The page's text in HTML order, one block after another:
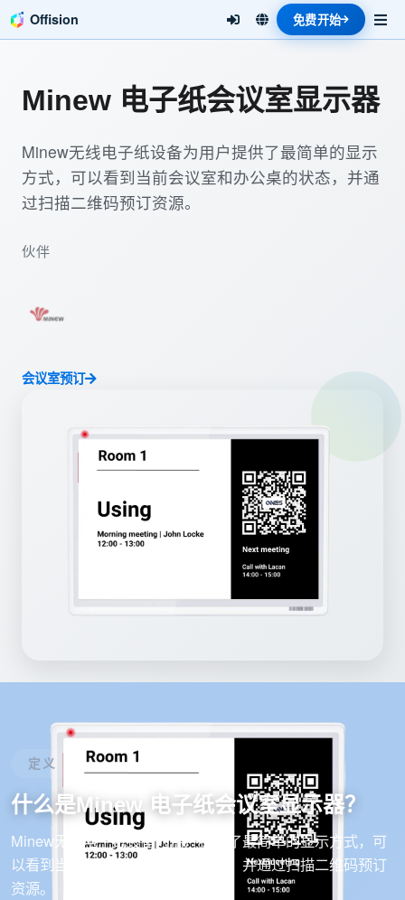
Offision 免费开始
Minew 电子纸会议室显示器
Minew无线电子纸设备为用户提供了最简单的显示
方式，可以看到当前会议室和办公桌的状态，并通
过扫描二维码预订资源。
伙伴
会议室预订
定义
什么是Minew 电子纸会议室显示器？
Minew无线电子纸设备为用户提供了最简单的显示方式，可
以看到当前会议室和办公桌的状态，并通过扫描二维码预订
资源。